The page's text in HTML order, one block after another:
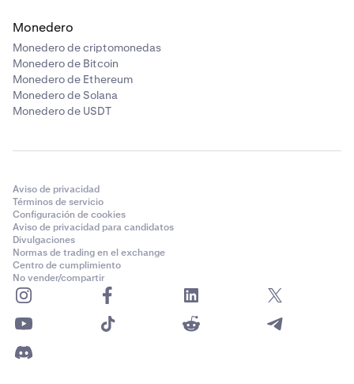
Monedero
Monedero de criptomonedas
Monedero de Bitcoin
Monedero de Ethereum
Monedero de Solana
Monedero de USDT
Aviso de privacidad
Términos de servicio
Configuración de cookies
Aviso de privacidad para candidatos
Divulgaciones
Normas de trading en el exchange
Centro de cumplimiento
No vender/compartir